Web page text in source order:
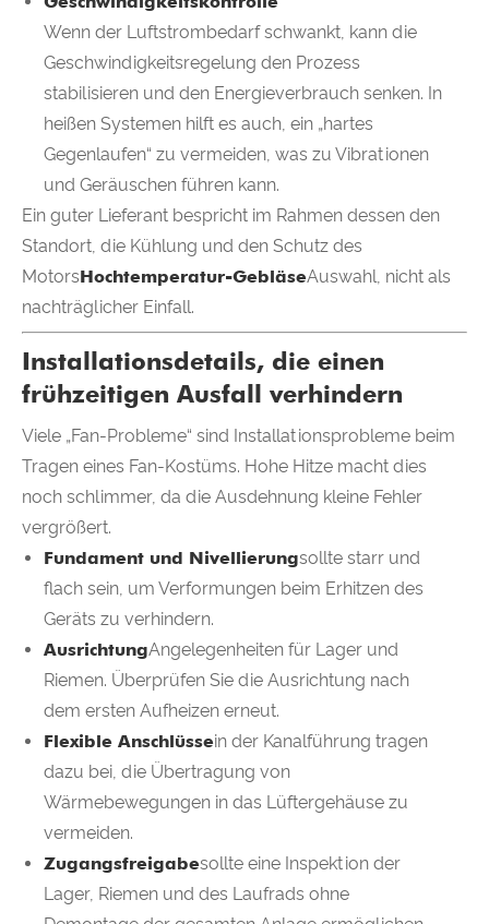
Wenn der Luftstrombedarf schwankt, kann die
Geschwindigkeitsregelung den Prozess
stabilisieren und den Energieverbrauch senken. In
heißen Systemen hilft es auch, ein „hartes
Gegenlaufen“ zu vermeiden, was zu Vibrationen
und Geräuschen führen kann.
Ein guter Lieferant bespricht im Rahmen dessen den
Standort, die Kühlung und den Schutz des
MotorsHochtemperatur-GebläseAuswahl, nicht als
nachträglicher Einfall.
Installationsdetails, die einen
frühzeitigen Ausfall verhindern
Viele „Fan-Probleme“ sind Installationsprobleme beim
Tragen eines Fan-Kostüms. Hohe Hitze macht dies
noch schlimmer, da die Ausdehnung kleine Fehler
vergrößert.
Fundament und Nivellierungsollte starr und
flach sein, um Verformungen beim Erhitzen des
Geräts zu verhindern.
AusrichtungAngelegenheiten für Lager und
Riemen. Überprüfen Sie die Ausrichtung nach
dem ersten Aufheizen erneut.
Flexible Anschlüssein der Kanalführung tragen
dazu bei, die Übertragung von
Wärmebewegungen in das Lüftergehäuse zu
vermeiden.
Zugangsfreigabesollte eine Inspektion der
Lager, Riemen und des Laufrads ohne